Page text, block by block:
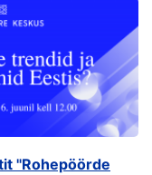
"Rohepöörde